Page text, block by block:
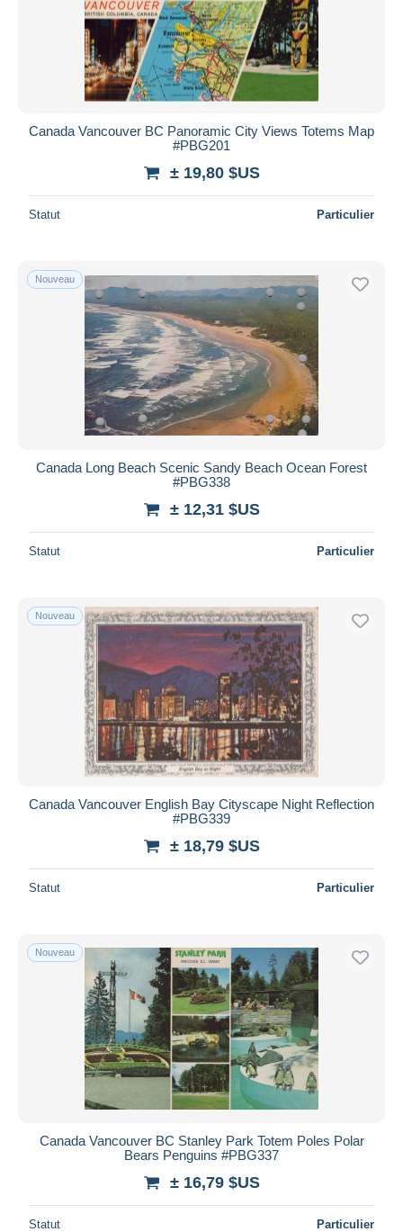
Canada Vancouver BC Panoramic City Views Totems Map
#PBG201
± 19,80 $US
Statut Particulier
Nouveau
Canada Long Beach Scenic Sandy Beach Ocean Forest
#PBG338
± 12,31 $US
Statut Particulier
Nouveau
Canada Vancouver English Bay Cityscape Night Reflection
#PBG339
± 18,79 $US
Statut Particulier
Nouveau
Canada Vancouver BC Stanley Park Totem Poles Polar
Bears Penguins #PBG337
± 16,79 $US
Statut Particulier